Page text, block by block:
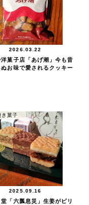
2026.03.22
洋菓子店「あげ潮」今も昔
ぬお味で愛されるクッキー
き菓子
2025.09.16
「六瓢息災」生姜がピリ